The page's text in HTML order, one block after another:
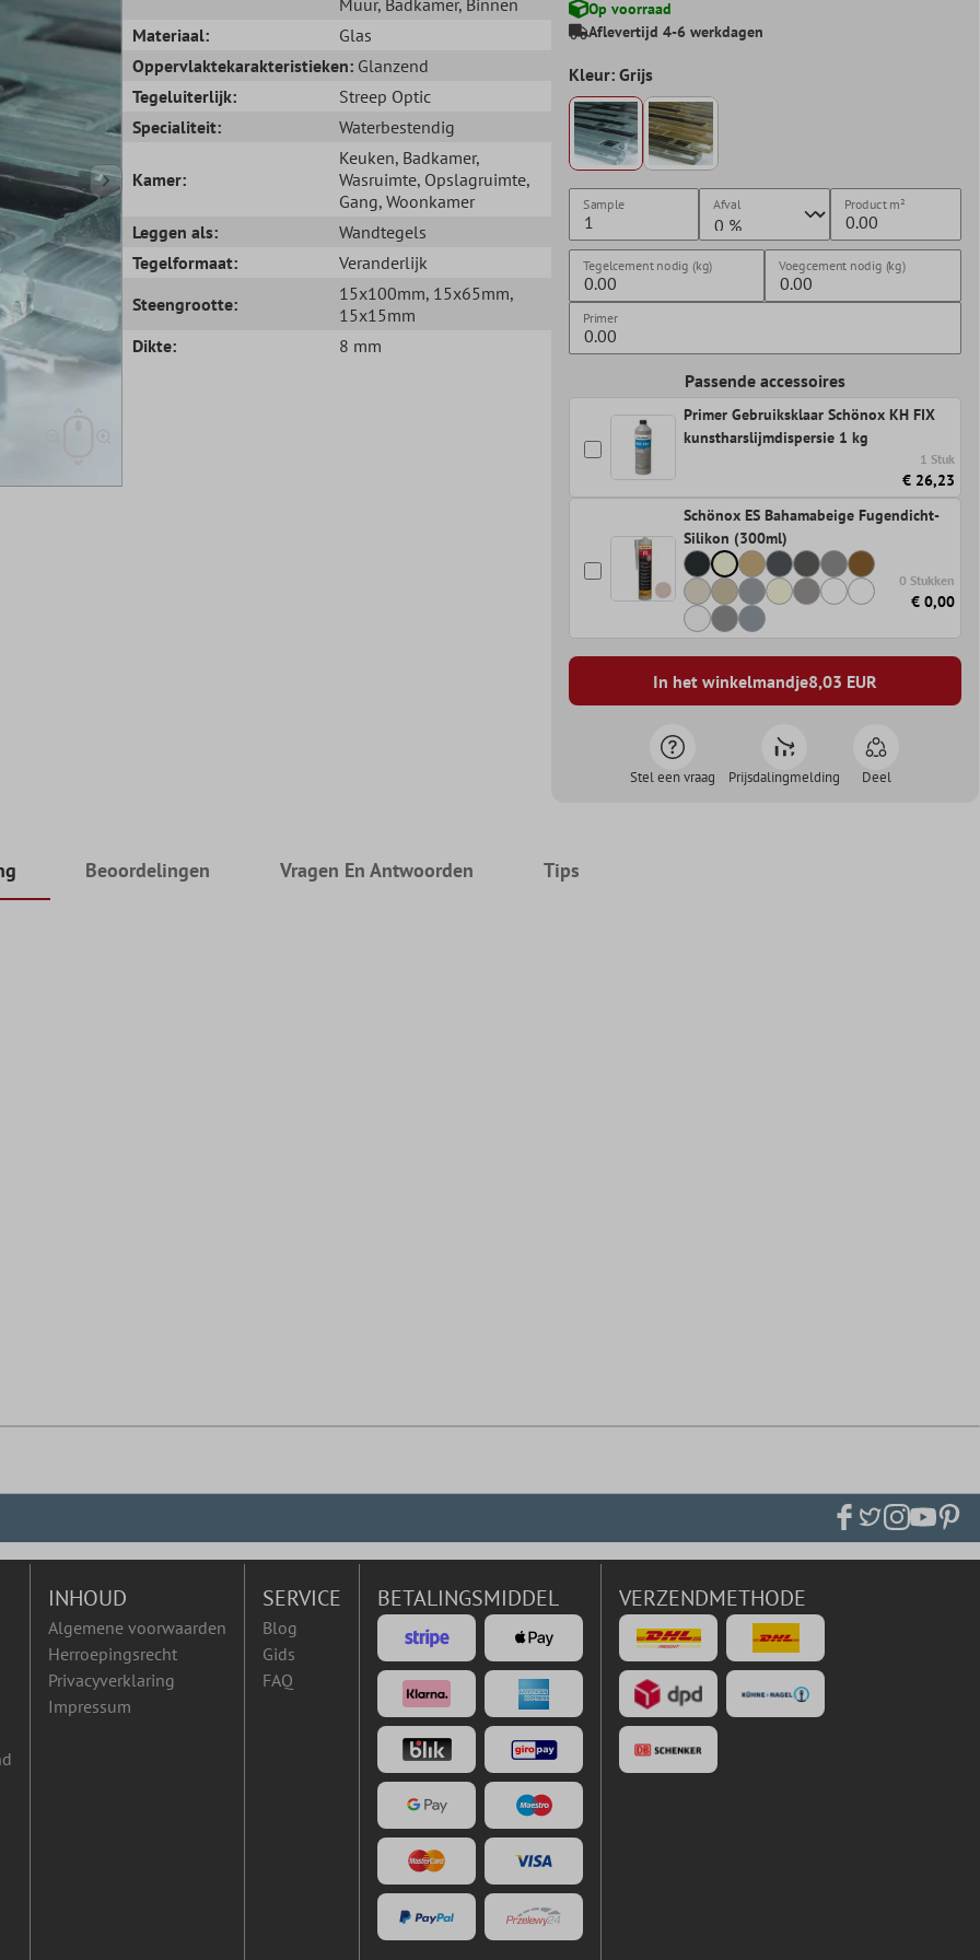
Materiaal:
Glas
Oppervlaktekarakteristieken: Glanzend
Tegeluiterlijk:
Streep Optic
Specialiteit:
Waterbestendig
Kamer:
Keuken, Badkamer,
Wasruimte, Opslagruimte,
Gang, Woonkamer
Leggen als:
Wandtegels
Tegelformaat:
Veranderlijk
Steengrootte:
15x100mm, 15x65mm,
15x15mm
Dikte:
8 mm
Op voorraad
Aflevertijd 4-6 werkdagen
Kleur: Grijs
Sample Afval Productm²
Tegelcement nodig (kg) Voegcement nodig (kg)
Primer
Passende accessoires
Primer Gebruiksklaar Schönox KH FIX
kunstharslijmdispersie 1 kg
1 Stuk
€ 26,23
Schönox ES Bahamabeige Fugendicht-
Silikon (300ml)
0 Stukken
€ 0,00
In het winkelmandje8,03 EUR
Stel een vraag Prijsdalingmelding Deel
Beoordelingen Vragen En Antwoorden Tips
INHOUD
Algemene voorwaarden
Herroepingsrecht
Privacyverklaring
Impressum
SERVICE
Blog
Gids
FAQ
BETALINGSMIDDEL VERZENDMETHODE